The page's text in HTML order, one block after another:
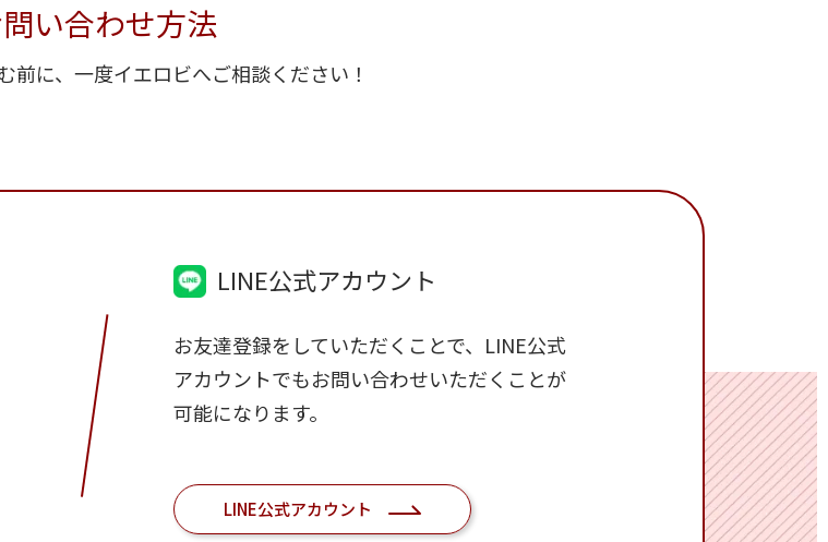
い合わせ方法
前に、一度イエロビへご相談ください！
LINE公式アカウント
お友達登録をしていただくことで、LINE公式
アカウントでもお問い合わせいただくことが
可能になります。
LINE公式アカウント